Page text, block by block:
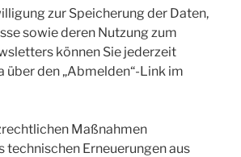
zur Speicherung der Daten,
sowie deren Nutzung zum
können Sie jederzeit
über den „Abmelden“-Link im
Maßnahmen
technischen Erneuerungen aus